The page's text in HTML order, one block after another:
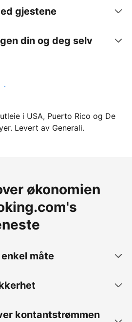
gjestene
din og deg selv
gjennom oss i dag
i USA, Puerto Rico og De
Levert av Generali.
økonomien
måte
kontantstrømmen